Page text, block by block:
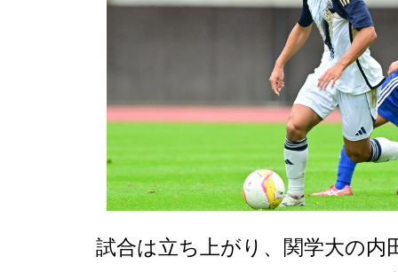
試合は立ち上がり、関学大の内